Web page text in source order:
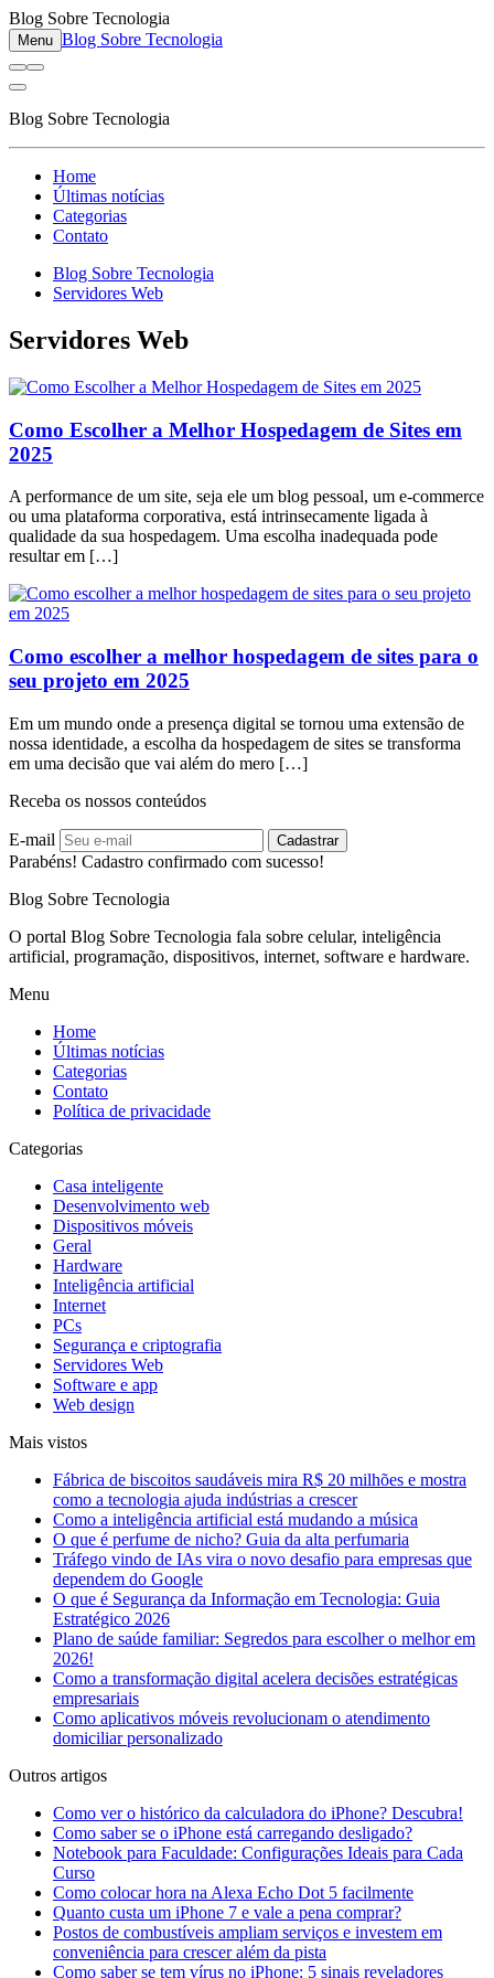
Blog Sobre Tecnologia
Menu Blog Sobre Tecnologia
Blog Sobre Tecnologia
Home
Últimas notícias
Categorias
Contato
Blog Sobre Tecnologia
Servidores Web
Servidores Web
Como Escolher a Melhor Hospedagem de Sites em
2025
A performance de um site, seja ele um blog pessoal, um e-commerce
ou uma plataforma corporativa, está intrinsecamente ligada à
qualidade da sua hospedagem. Uma escolha inadequada pode
resultar em […]
Como escolher a melhor hospedagem de sites para o
seu projeto em 2025
Em um mundo onde a presença digital se tornou uma extensão de
nossa identidade, a escolha da hospedagem de sites se transforma
em uma decisão que vai além do mero […]
Receba os nossos conteúdos
E-mail Cadastrar
Parabéns! Cadastro confirmado com sucesso!
Blog Sobre Tecnologia
O portal Blog Sobre Tecnologia fala sobre celular, inteligência
artificial, programação, dispositivos, internet, software e hardware.
Menu
Home
Últimas notícias
Categorias
Contato
Política de privacidade
Categorias
Casa inteligente
Desenvolvimento web
Dispositivos móveis
Geral
Hardware
Inteligência artificial
Internet
PCs
Segurança e criptografia
Servidores Web
Software e app
Web design
Mais vistos
Fábrica de biscoitos saudáveis mira R$ 20 milhões e mostra
como a tecnologia ajuda indústrias a crescer
Como a inteligência artificial está mudando a música
O que é perfume de nicho? Guia da alta perfumaria
Tráfego vindo de IAs vira o novo desafio para empresas que
dependem do Google
O que é Segurança da Informação em Tecnologia: Guia
Estratégico 2026
Plano de saúde familiar: Segredos para escolher o melhor em
2026!
Como a transformação digital acelera decisões estratégicas
empresariais
Como aplicativos móveis revolucionam o atendimento
domiciliar personalizado
Outros artigos
Como ver o histórico da calculadora do iPhone? Descubra!
Como saber se o iPhone está carregando desligado?
Notebook para Faculdade: Configurações Ideais para Cada
Curso
Como colocar hora na Alexa Echo Dot 5 facilmente
Quanto custa um iPhone 7 e vale a pena comprar?
Postos de combustíveis ampliam serviços e investem em
conveniência para crescer além da pista
Como saber se tem vírus no iPhone: 5 sinais reveladores